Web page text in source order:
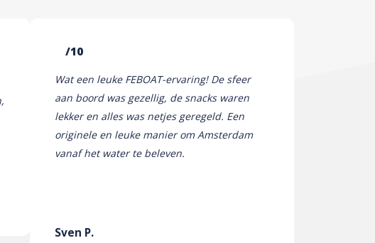
/10
Wat een leuke FEBOAT-ervaring! De sfeer
aan boord was gezellig, de snacks waren
lekker en alles was netjes geregeld. Een
originele en leuke manier om Amsterdam
vanaf het water te beleven.
Sven P.